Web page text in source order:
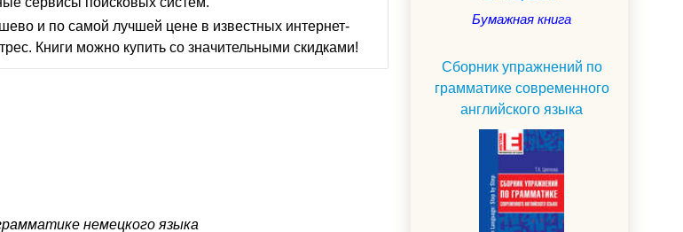
и по самой лучшей цене в известных интернет-
Книги можно купить со значительными скидками!
немецкого языка
Бумажная книга
Сборник упражнений по
грамматике современного
английского языка